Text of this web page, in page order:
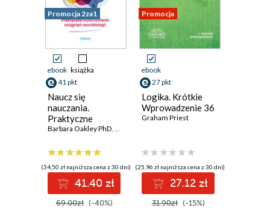
Promocja 2za1
ebook książka
41 pkt
Naucz się
nauczania.
Praktyczne
wykorzystanie
neurobiologii
Barbara Oakley PhD, Beth Rogowsky EdD
(34,50 zł najniższa cena z 30 dni)
41.40 zł
69.00zł (-40%)
Promocja
ebook
27 pkt
Logika. Krótkie
Wprowadzenie 36
Graham Priest
(25,96 zł najniższa cena z 30 dni)
27.12 zł
31.90zł (-15%)